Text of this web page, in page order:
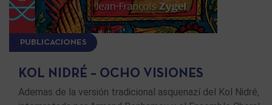
PUBLICACIONES
KOL NIDRÉ – OCHO VISIONES
Ademas de la versión tradicional asquenazí del Kol Nidré,